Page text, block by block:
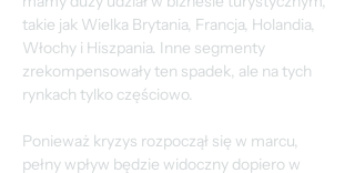
takie jak Wielka Brytania, Francja, Holandia,
Włochy i Hiszpania. Inne segmenty
zrekompensowały ten spadek, ale na tych
rynkach tylko częściowo.
Ponieważ kryzys rozpoczął się w marcu,
pełny wpływ będzie widoczny dopiero w